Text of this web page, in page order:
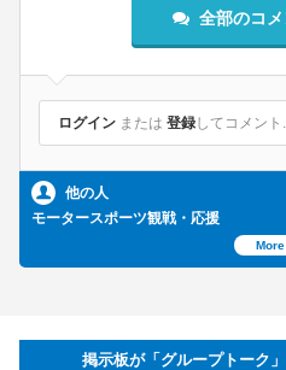
全部のコ
ログイン または 登録 してコメント
他の人
モータースポーツ観戦・応援
More
掲示板が「グループトーク